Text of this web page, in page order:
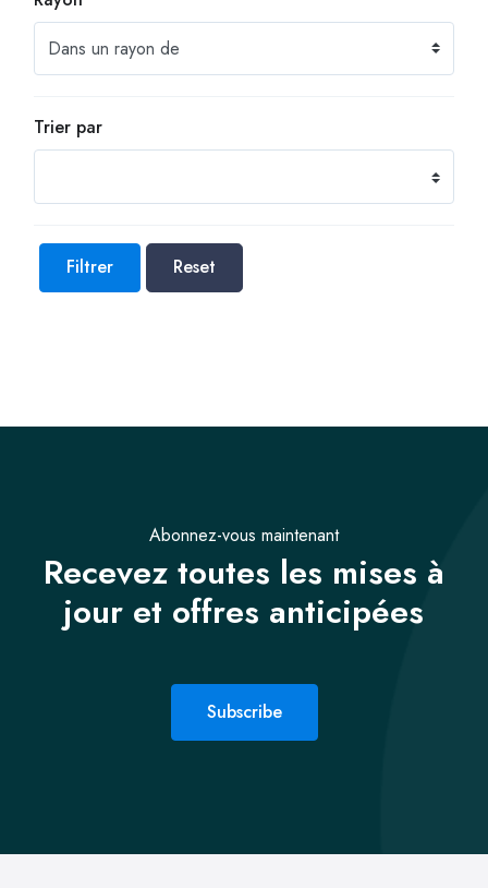
Trier par
Filtrer Reset
Abonnez-vous maintenant
Recevez toutes les mises à
jour et offres anticipées
Subscribe